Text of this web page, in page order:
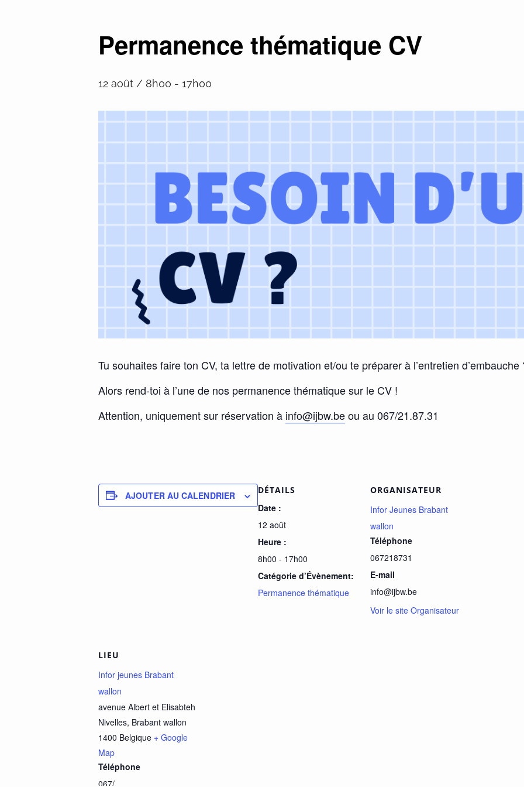
Permanence thématique CV
12 août / 8h00 - 17h00
Tu souhaites faire ton CV, ta lettre de motivation et/ou te préparer à l’entretien d’embauche
Alors rend-toi à l’une de nos permanence thématique sur le CV !
Attention, uniquement sur réservation à info@ijbw.beou au 067/21.87.31
AJOUTER AU CALENDRIER DÉTAILS
Date :
12 août
Heure :
8h00 - 17h00
Catégorie d’Évènement:
Permanence thématique
ORGANISATEUR
Infor Jeunes Brabant
wallon
Téléphone
067218731
E-mail
info@ijbw.be
Voir le site Organisateur
LIEU
Infor jeunes Brabant
wallon
avenue Albert et Elisabteh
Nivelles, Brabant wallon
1400 Belgique + Google
Map
Téléphone
067/